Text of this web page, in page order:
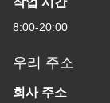
8:00-20:00
우리 주소
회사 주소